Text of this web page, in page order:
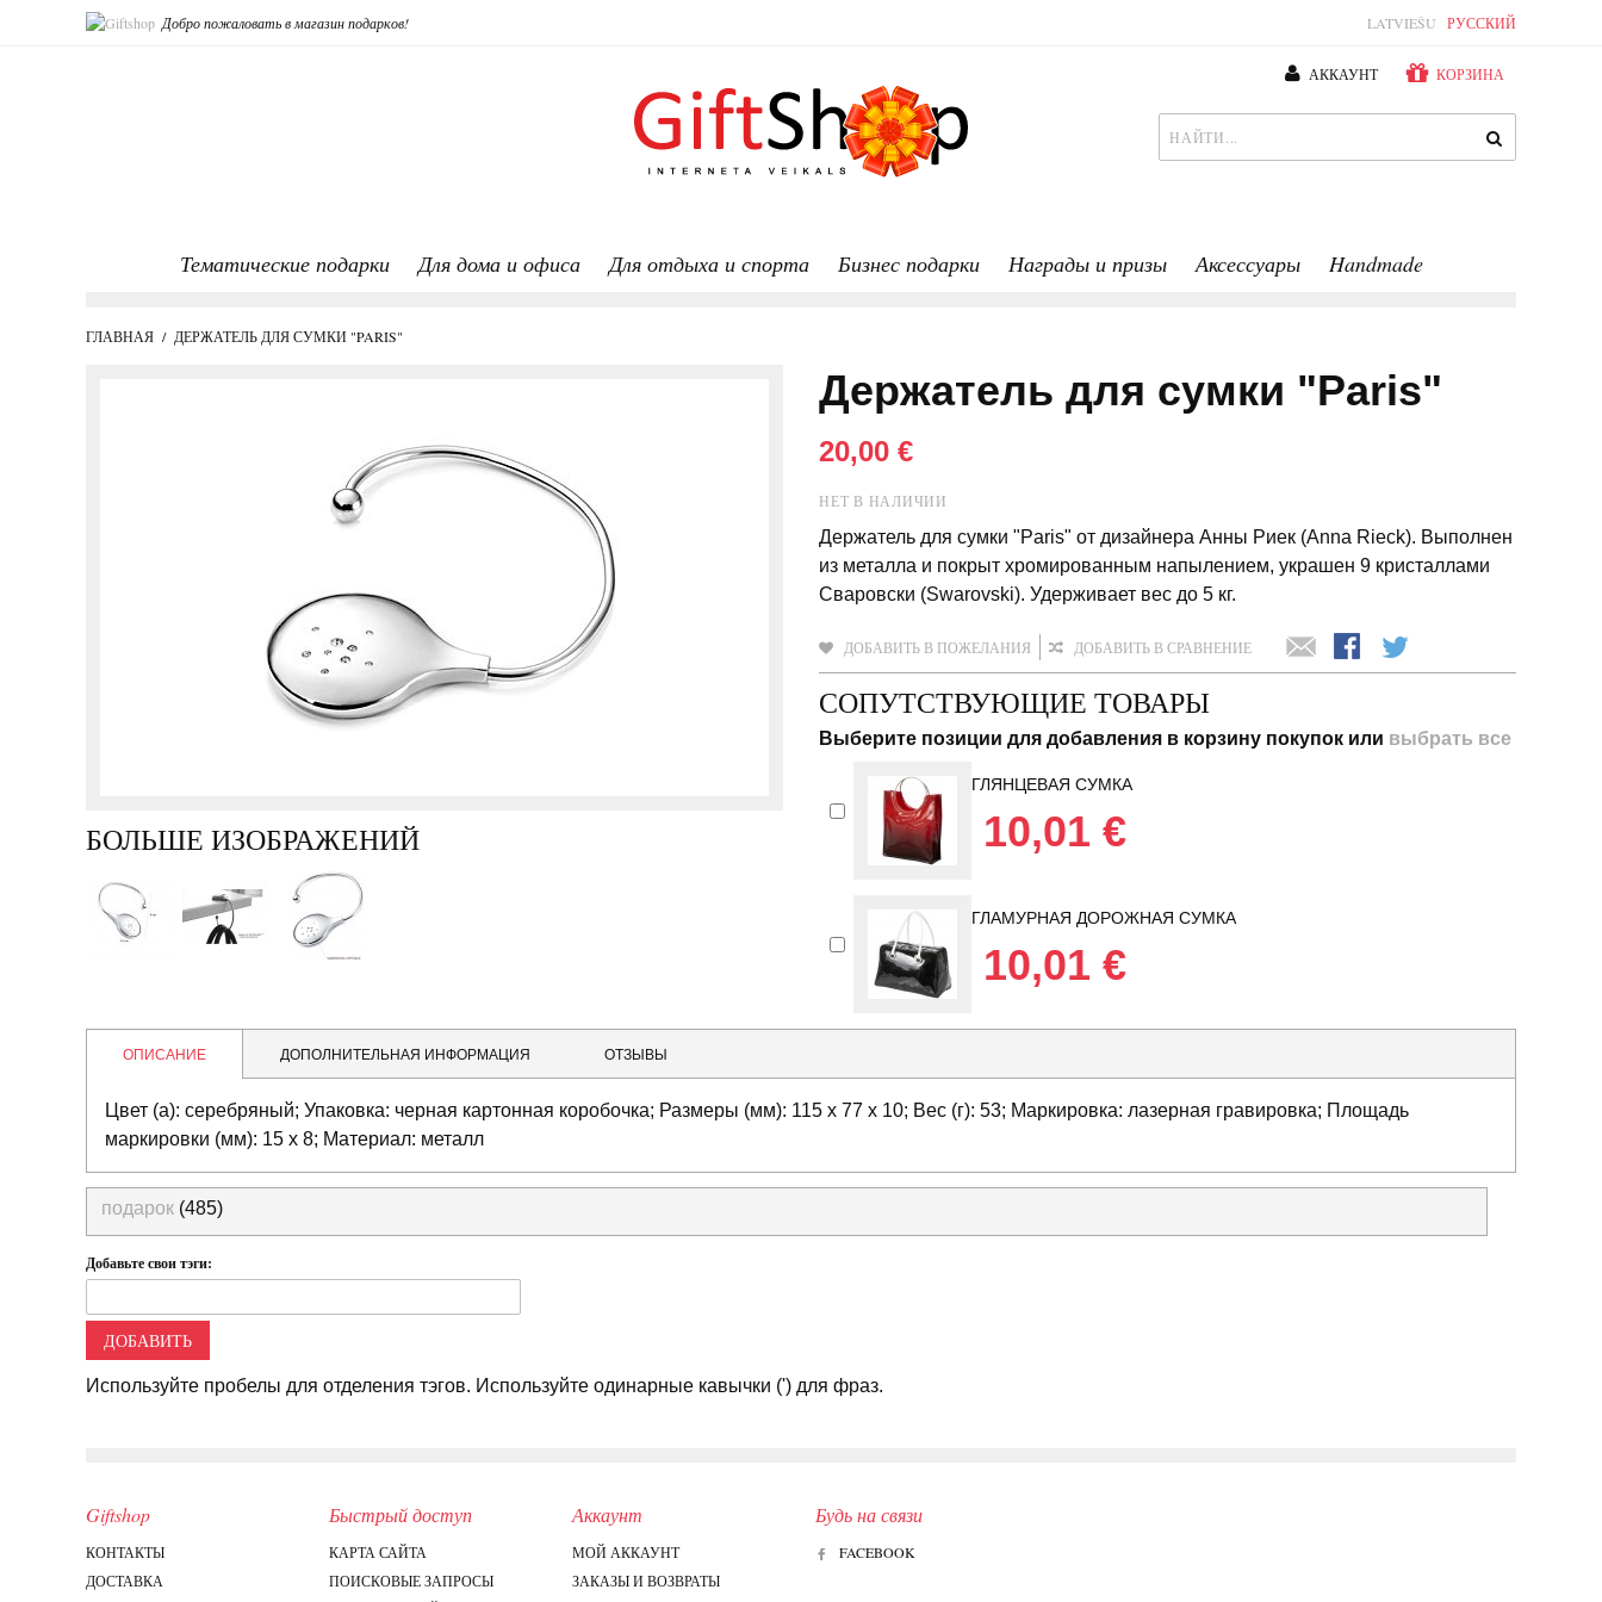
Добро пожаловать в магазин подарков! LATVIEŠU РУССКИЙ
АККАУНТ КОРЗИНА
Тематические подарки Для дома и офиса Для отдыха и спорта Бизнес подарки Награды и призы Аксессуары Handmade
ГЛАВНАЯ / ДЕРЖАТЕЛЬ ДЛЯ СУМКИ "PARIS"
БОЛЬШЕ ИЗОБРАЖЕНИЙ
Держатель для сумки "Paris"
20,00 €
НЕТ В НАЛИЧИИ
Держатель для сумки "Paris" от дизайнера Анны Риек (Anna Rieck). Выполнен
из металла и покрыт хромированным напылением, украшен 9 кристаллами
Сваровски (Swarovski). Удерживает вес до 5 кг.
ДОБАВИТЬ В ПОЖЕЛАНИЯ ДОБАВИТЬ В СРАВНЕНИЕ
СОПУТСТВУЮЩИЕ ТОВАРЫ
Выберите позиции для добавления в корзину покупок или выбрать все
ГЛЯНЦЕВАЯ СУМКА
10,01 €
ГЛАМУРНАЯ ДОРОЖНАЯ СУМКА
10,01 €
ОПИСАНИЕ ДОПОЛНИТЕЛЬНАЯ ИНФОРМАЦИЯ ОТЗЫВЫ
Цвет (а): серебряный; Упаковка: черная картонная коробочка; Размеры (мм): 115 x 77 x 10; Вес (г): 53; Маркировка: лазерная гравировка; Площадь
маркировки (мм): 15 x 8; Материал: металл
подарок (485)
Добавьте свои тэги:
ДОБАВИТЬ
Используйте пробелы для отделения тэгов. Используйте одинарные кавычки (') для фраз.
Giftshop
КОНТАКТЫ
ДОСТАВКА
Быстрый доступ
КАРТА САЙТА
ПОИСКОВЫЕ ЗАПРОСЫ
Аккаунт
МОЙ АККАУНТ
ЗАКАЗЫ И ВОЗВРАТЫ
Будь на связи
FACEBOOK